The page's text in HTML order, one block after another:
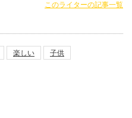
このライターの記事一覧
楽しい
子供